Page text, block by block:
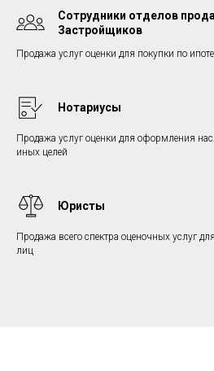
Сотрудники отделов
Застройщиков
Продажа услуг оценки для покупки по
Нотариусы
Продажа услуг оценки для оформления
иных целей
Юристы
Продажа всего спектра оценочных услуг
лиц